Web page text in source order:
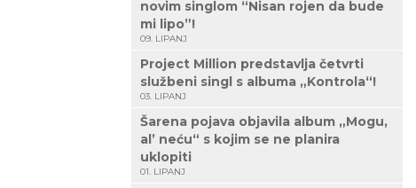
novim singlom “Nisan rojen da bude
mi lipo”!
09. LIPANJ
Project Million predstavlja četvrti
službeni singl s albuma „Kontrola“!
03. LIPANJ
Šarena pojava objavila album „Mogu,
al’ neću“ s kojim se ne planira
uklopiti
01. LIPANJ